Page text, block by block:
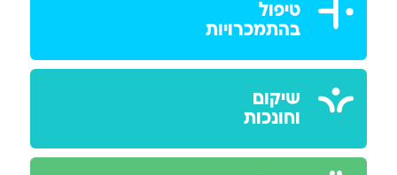
טיפול
בהתמכרויות
שיקום
וחונכות